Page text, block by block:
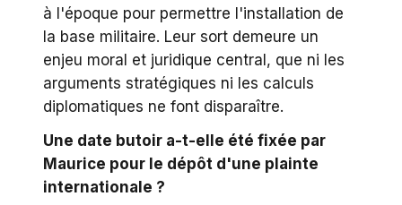
à l'époque pour permettre l'installation de
la base militaire. Leur sort demeure un
enjeu moral et juridique central, que ni les
arguments stratégiques ni les calculs
diplomatiques ne font disparaître.
Une date butoir a-t-elle été fixée par
Maurice pour le dépôt d'une plainte
internationale ?